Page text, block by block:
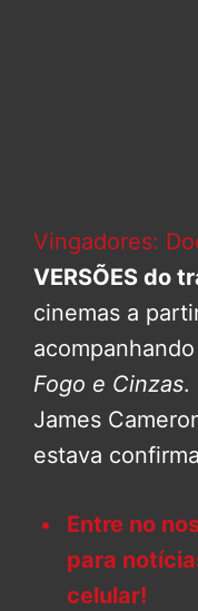
Vingadores:
VERSÕES do
cinemas a
Fogo e Cinzas.
James
estava
Entre no
para
celular!